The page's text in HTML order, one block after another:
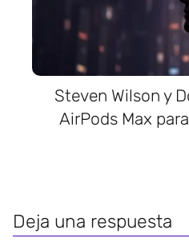
Steven Wilson y
AirPods Max
Deja una respuesta